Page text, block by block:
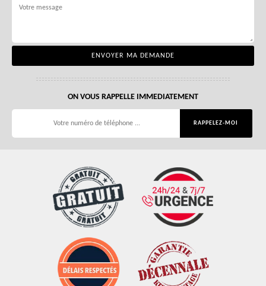
ON VOUS RAPPELLE IMMEDIATEMENT